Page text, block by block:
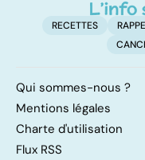
RECETTES
Qui sommes-nous ?
Mentions légales
Charte d'utilisation
Flux RSS